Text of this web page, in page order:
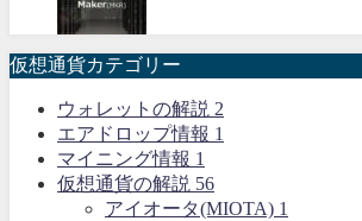
仮想通貨カテゴリー
ウォレットの解説 2
エアドロップ情報 1
マイニング情報 1
仮想通貨の解説 56
アイオータ(MIOTA) 1